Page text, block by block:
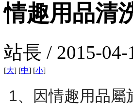
情趣用品清
站長 / 2015-04-
[大] [中] [小]
1、因情趣用品屬